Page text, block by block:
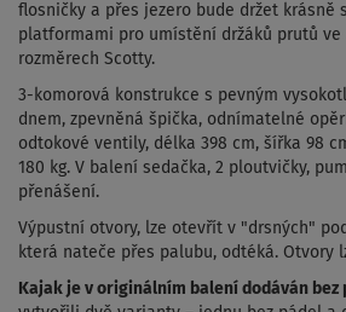
flosničky a přes jezero bude držet krásně
platformami pro umístění držáků prutů ve
rozměrech Scotty.
3-komorová konstrukce s pevným
dnem, zpevněná špička, odnímatelné
odtokové ventily, délka 398 cm, šířka 98
180 kg. V balení sedačka, 2 ploutvičky,
přenášení.
Výpustní otvory, lze otevřít v "drsných"
která nateče přes palubu, odtéká. Otvory
Kajak je v originálním balení dodáván bez